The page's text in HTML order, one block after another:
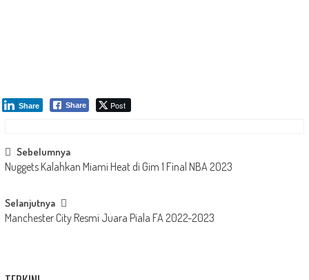
Share Post
Share
Post
navigation
Sebelumnya
Nuggets Kalahkan Miami Heat di Gim 1 Final NBA 2023
Selanjutnya
Manchester City Resmi Juara Piala FA 2022-2023